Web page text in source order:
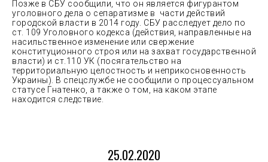
Позже в СБУ сообщили, что он является фигурантом
уголовного дела о сепаратизме в части действий
городской власти в 2014 году. СБУ расследует дело по
ст. 109 Уголовного кодекса (действия, направленные на
насильственное изменение или свержение
конституционного строя или на захват государственной
власти) и ст.110 УК (посягательство на
территориальную целостность и неприкосновенность
Украины). В спецслужбе не сообщили о процессуальном
статусе Гнатенко, а также о том, на каком этапе
находится следствие.
25.02.2020